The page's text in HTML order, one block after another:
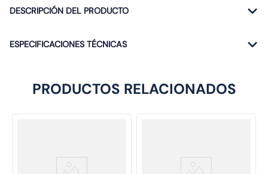
DESCRIPCIÓN DEL PRODUCTO
ESPECIFICACIONES TÉCNICAS
PRODUCTOS RELACIONADOS